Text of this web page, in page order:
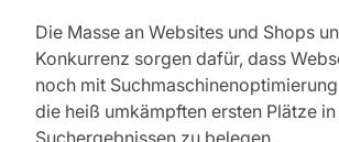
Die Masse an Websites und Shops
Konkurrenz sorgen dafür, dass
noch mit
die heiß umkämpften ersten Plätze
Suchergebnissen zu belegen.